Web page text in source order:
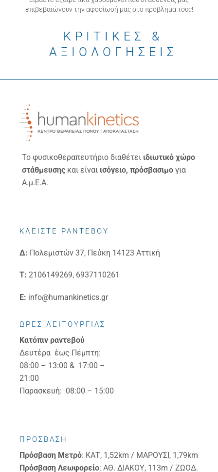
επιβεβαιώνουν την αφοσίωσή μας στο πρόβλημα τους!
ΚΡΙΤΙΚΕΣ &
ΑΞΙΟΛΟΓΗΣΕΙΣ
Το φυσικοθεραπευτήριο διαθέτει ιδιωτικό χώρο
στάθμευσης και είναι ισόγειο, πρόσβασιμο για
Α.μ.Ε.Α.
ΚΛΕΙΣΤΕ ΡΑΝΤΕΒΟΥ
Δ: Πολεμιστών 37, Πεύκη 14123 Αττική
Τ: 2106149269, 6937110261
E: info@humankinetics.gr
ΩΡΕΣ ΛΕΙΤΟΥΡΓΙΑΣ
Κατόπιν ραντεβού
Δευτέρα έως Πέμπτη:
08:00 – 13:00 & 17:00 –
21:00
Παρασκευή: 08:00 – 15:00
ΠΡΟΣΒΑΣΗ
Πρόσβαση Μετρό: ΚΑΤ, 1,52km / ΜΑΡΟΥΣΙ, 1,79km
Πρόσβαση Λεωφορείο: ΑΘ. ΔΙΑΚΟΥ, 113m / ΖΩΟΔ.